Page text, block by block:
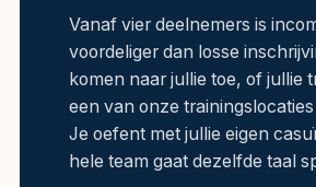
Vanaf vier deelnemers is
voordeliger dan losse
komen naar jullie toe, of jullie
een van onze trainingslocaties
Je oefent met jullie eigen
hele team gaat dezelfde taal